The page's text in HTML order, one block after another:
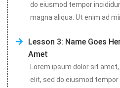
do eiusmod tempor
magna aliqua. Ut enim ad
Lesson 3: Name Goes
Amet
Lorem ipsum dolor sit
elit, sed do eiusmod